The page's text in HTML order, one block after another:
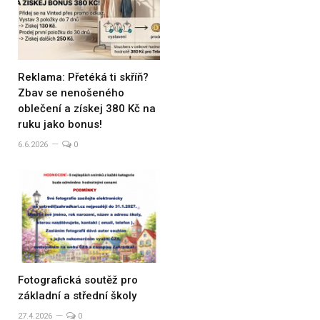
Reklama: Přetéká ti skříň?
Zbav se nenošeného
oblečení a získej 380 Kč na
ruku jako bonus!
6.6.2026 0
Fotografická soutěž pro
základní a střední školy
27.4.2026 0